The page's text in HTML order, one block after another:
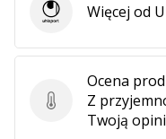
Ocena produktu
Ocena
Z
Twoją
UhlsportWięcej od